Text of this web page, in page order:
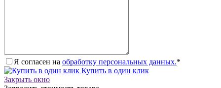
Я согласен на обработку персональных данных.*
Купить в один клик
Закрыть окно